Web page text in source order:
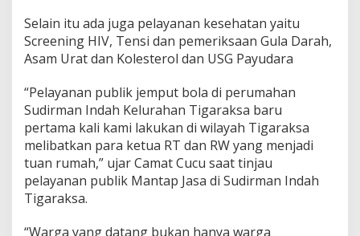
r
a
n
g
Selain itu ada juga pelayanan kesehatan yaitu
Screening HIV, Tensi dan pemeriksaan Gula Darah,
Asam Urat dan Kolesterol dan USG Payudara
“Pelayanan publik jemput bola di perumahan
Sudirman Indah Kelurahan Tigaraksa baru
pertama kali kami lakukan di wilayah Tigaraksa
melibatkan para ketua RT dan RW yang menjadi
tuan rumah,” ujar Camat Cucu saat tinjau
pelayanan publik Mantap Jasa di Sudirman Indah
Tigaraksa.
“Warga yang datang bukan hanya warga